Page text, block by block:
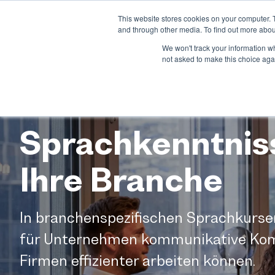
This website stores cookies on your
and through other media. To find out more
We won't track your information
not asked to make this choice
Über uns Produkt
Ihre Branche
In branchenspezifischen
für Unternehmen kommunikative
Firmen effizienter arbeiten können.